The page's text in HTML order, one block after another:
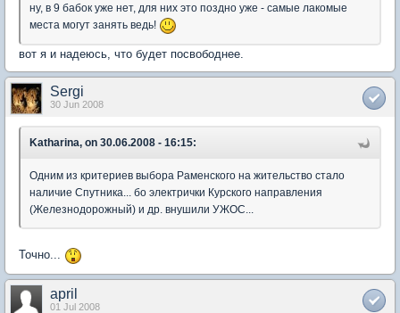
ну, в 9 бабок уже нет, для них это поздно уже - самые лакомые
места могут занять ведь!
вот я и надеюсь, что будет посвободнее.
Sergi
30 Jun 2008
Katharina, on 30.06.2008 - 16:15:
Одним из критериев выбора Раменского на жительство стало
наличие Спутника... бо электрички Курского направления
(Железнодорожный) и др. внушили УЖОС...
Точно...
april
01 Jul 2008